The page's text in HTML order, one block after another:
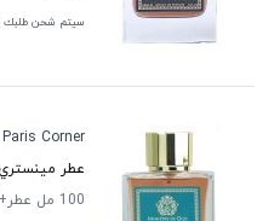
سيتم شحن طلبك خلال 7
Paris Corner
عطر مينستري
100 مل عطر
+1